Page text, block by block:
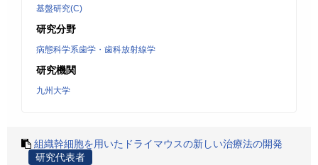
基盤研究(C)
研究分野
病態科学系歯学・歯科放射線学
研究機関
九州大学
組織幹細胞を用いたドライマウスの新しい治療法の開発
研究代表者